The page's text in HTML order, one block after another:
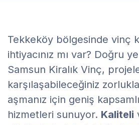
Tekkeköy bölgesinde vinç
ihtiyacınız mı var? Doğru
Samsun Kiralık Vinç,
karşılaşabileceğiniz
aşmanız için geniş
hizmetleri sunuyor. Kaliteli